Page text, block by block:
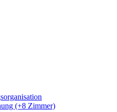
(+8 Zimmer)